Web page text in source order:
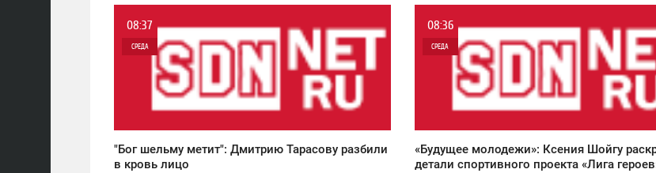
08:37
СРЕДА
"Бог шельму метит": Дмитрию Тарасову разбили
в кровь лицо
08:36
СРЕДА
«Будущее молодежи»: Ксения Шойгу
детали спортивного проекта «Лига